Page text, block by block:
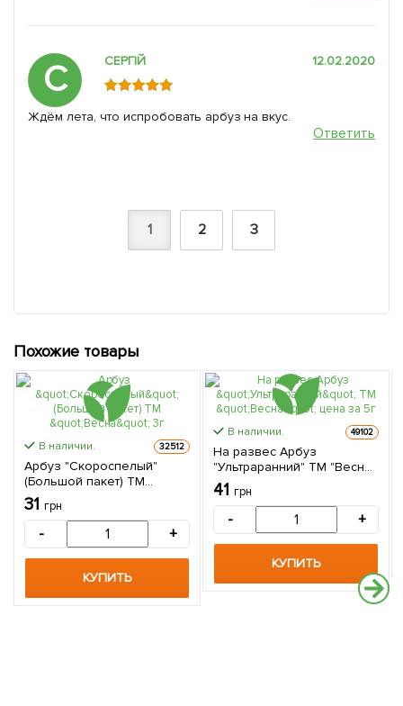
С СЕРГІЙ 12.02.2020
Ждём лета, что испробовать арбуз на вкус.
Ответить
1 2 3
Похожие товары
В наличии. 32512
Арбуз "Скороспелый"
(Большой пакет) ТМ
"Весна" 3г
31 грн
- +
КУПИТЬ
В наличии. 49102
На развес Арбуз
"Ультраранний" ТМ "Весна"
цена за 5г
41 грн
- +
КУПИТЬ